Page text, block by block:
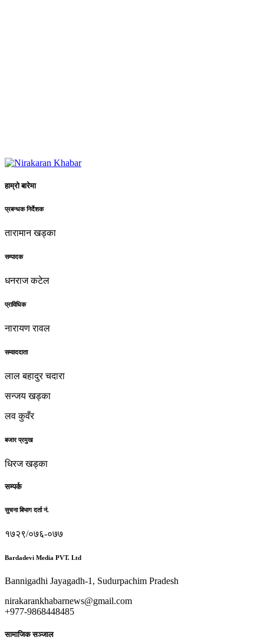
हाम्रो बारेमा
प्रबन्धक निर्देशक
तारामान खड्का
सम्पादक
धनराज कटेल
प्राविधिक
नारायण रावल
सम्वाददाता
लाल बहादुर चदारा
सन्जय खड्का
लव कुवँर
बजार प्रमुख
धिरज खड्का
सम्पर्क
सुचना बिभाग दर्ता नं.
१७२९/०७६-०७७
Bardadevi Media PVT. Ltd
Bannigadhi Jayagadh-1, Sudurpachim Pradesh
nirakarankhabarnews@gmail.com
+977-9868448485
सामाजिक सञ्जाल